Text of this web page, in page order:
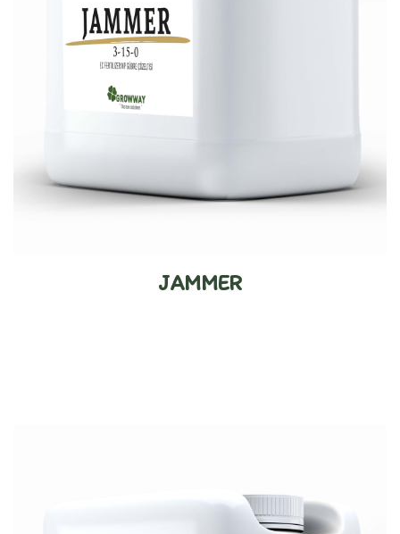
JAMMER